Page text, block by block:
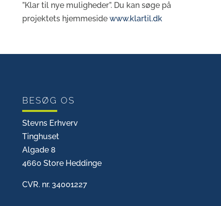
”Klar til nye muligheder”. Du kan søge på
projektets hjemmeside www.klartil.dk
BESØG OS
Stevns Erhverv
Tinghuset
Algade 8
4660 Store Heddinge
CVR. nr. 34001227